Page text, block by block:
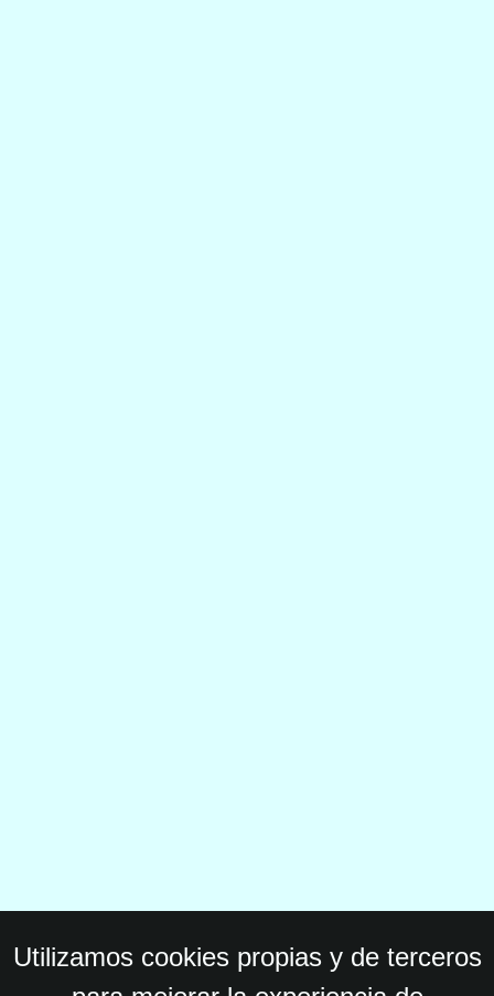
Utilizamos cookies propias y de terceros